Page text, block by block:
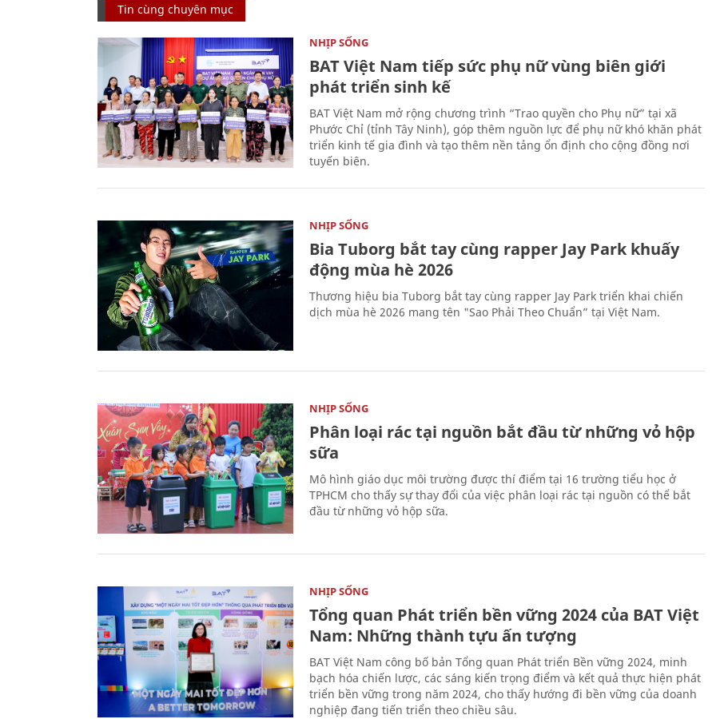
Tin cùng chuyên mục
NHỊP SỐNG
BAT Việt Nam tiếp sức phụ nữ vùng biên giới
phát triển sinh kế
BAT Việt Nam mở rộng chương trình “Trao quyền cho Phụ nữ” tại xã
Phước Chỉ (tỉnh Tây Ninh), góp thêm nguồn lực để phụ nữ khó khăn phát
triển kinh tế gia đình và tạo thêm nền tảng ổn định cho cộng đồng nơi
tuyến biên.
NHỊP SỐNG
Bia Tuborg bắt tay cùng rapper Jay Park khuấy
động mùa hè 2026
Thương hiệu bia Tuborg bắt tay cùng rapper Jay Park triển khai chiến
dịch mùa hè 2026 mang tên "Sao Phải Theo Chuẩn” tại Việt Nam.
NHỊP SỐNG
Phân loại rác tại nguồn bắt đầu từ những vỏ hộp
sữa
Mô hình giáo dục môi trường được thí điểm tại 16 trường tiểu học ở
TPHCM cho thấy sự thay đổi của việc phân loại rác tại nguồn có thể bắt
đầu từ những vỏ hộp sữa.
NHỊP SỐNG
Tổng quan Phát triển bền vững 2024 của BAT Việt
Nam: Những thành tựu ấn tượng
BAT Việt Nam công bố bản Tổng quan Phát triển Bền vững 2024, minh
bạch hóa chiến lược, các sáng kiến trọng điểm và kết quả thực hiện phát
triển bền vững trong năm 2024, cho thấy hướng đi bền vững của doanh
nghiệp đang tiến triển theo chiều sâu.